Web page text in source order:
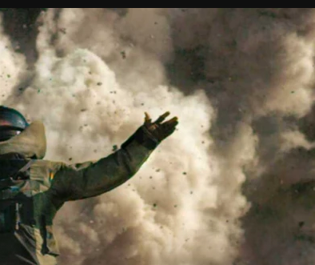
конфиденциальности Для партнёров
каналы Контакты